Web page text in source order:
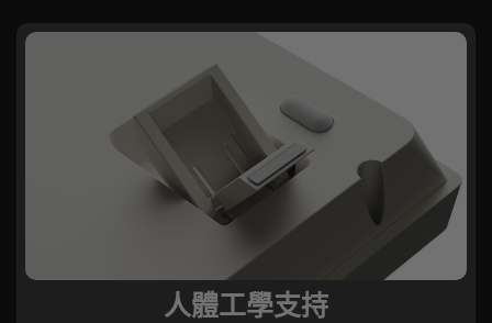
人體工學支持